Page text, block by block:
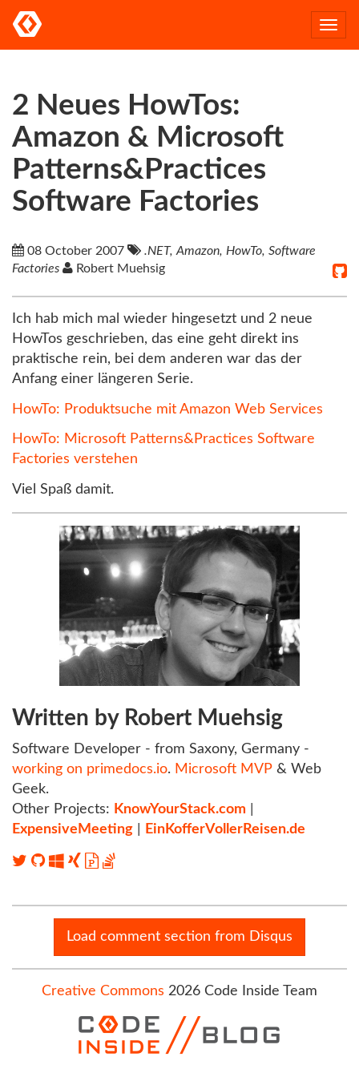
2 Neues HowTos:
Amazon & Microsoft
Patterns&Practices
Software Factories
08 October 2007
.NET, Amazon, HowTo, Software
Factories
Robert Muehsig
Ich hab mich mal wieder hingesetzt und 2 neue
HowTos geschrieben, das eine geht direkt ins
praktische rein, bei dem anderen war das der
Anfang einer längeren Serie.
HowTo: Produktsuche mit Amazon Web Services
HowTo: Microsoft Patterns&Practices Software
Factories verstehen
Viel Spaß damit.
Written by Robert Muehsig
Software Developer - from Saxony, Germany -
working on primedocs.io. Microsoft MVP & Web
Geek.
Other Projects: KnowYourStack.com
ExpensiveMeeting
EinKofferVollerReisen.de
Load comment section from Disqus
Creative Commons 2026 Code Inside Team